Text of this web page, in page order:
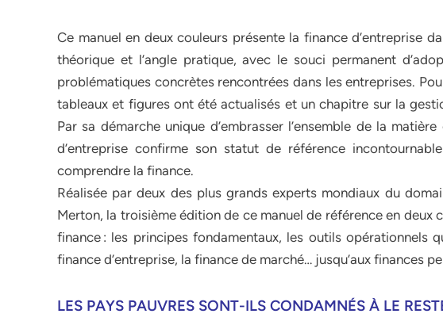
Ce manuel en deux couleurs présente la finance d’entreprise
théorique et l’angle pratique, avec le souci permanent
problématiques concrètes rencontrées dans les entreprises.
tableaux et figures ont été actualisés et un chapitre sur la
Par sa démarche unique d’embrasser l’ensemble de la
d’entreprise confirme son statut de référence
comprendre la finance.
Réalisée par deux des plus grands experts mondiaux du
Merton, la troisième édition de ce manuel de référence en deux
finance : les principes fondamentaux, les outils opérationnels
finance d’entreprise, la finance de marché… jusqu’aux finances
LES PAYS PAUVRES SONT-ILS CONDAMNÉS À LE